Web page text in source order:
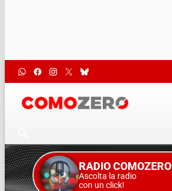
RADIO COMOZERO
Ascolta la radio
con un click!